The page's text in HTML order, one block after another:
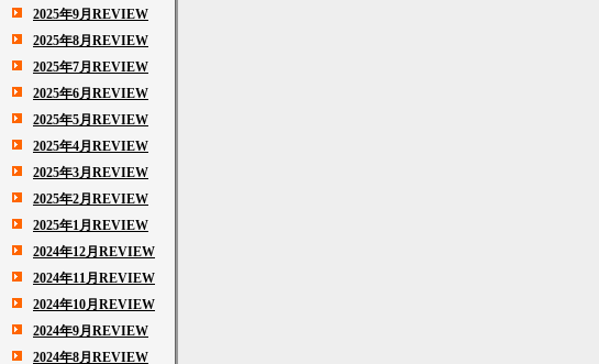
2025年9月REVIEW
2025年8月REVIEW
2025年7月REVIEW
2025年6月REVIEW
2025年5月REVIEW
2025年4月REVIEW
2025年3月REVIEW
2025年2月REVIEW
2025年1月REVIEW
2024年12月REVIEW
2024年11月REVIEW
2024年10月REVIEW
2024年9月REVIEW
2024年8月REVIEW